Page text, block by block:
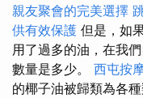
親友聚會的完美選擇
供有效保護 但是，如
用了過多的油，在我
數量是多少。 西屯按
的椰子油被歸類為各種